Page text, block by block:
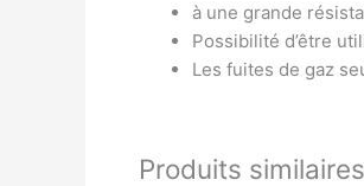
à une grande
Possibilité d’être
Les fuites de gaz
Produits similaires